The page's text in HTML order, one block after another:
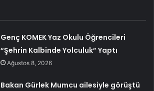
Genç KOMEK Yaz Okulu Öğrencileri
“Şehrin Kalbinde Yolculuk” Yaptı
Ağustos 8, 2026
Bakan Gürlek Mumcu ailesiyle görüştü